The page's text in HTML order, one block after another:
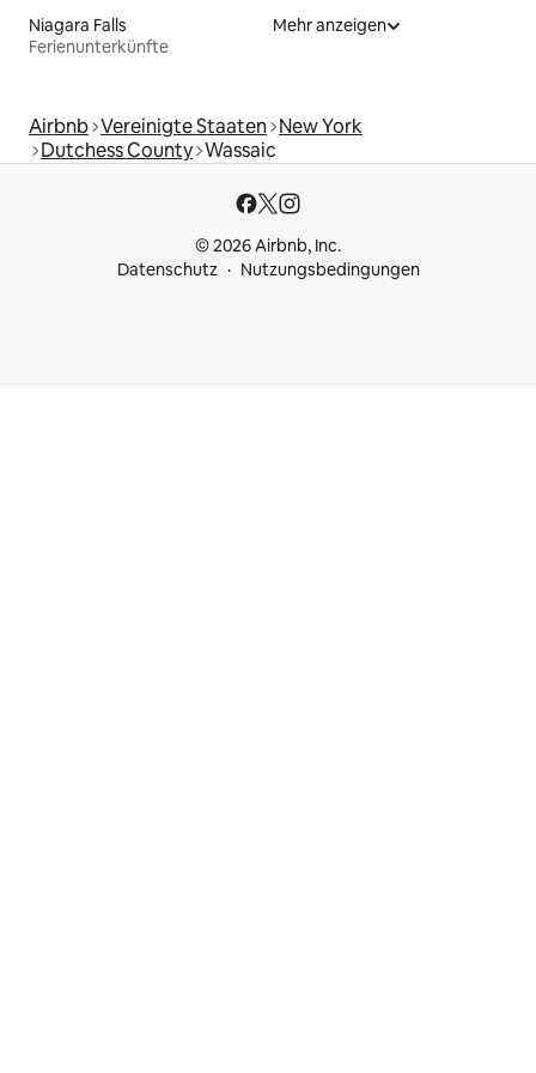
Niagara Falls
Ferienunterkünfte
Mehr anzeigen
Airbnb Vereinigte Staaten New York
Dutchess County Wassaic
© 2026 Airbnb, Inc.
Datenschutz
Nutzungsbedingungen